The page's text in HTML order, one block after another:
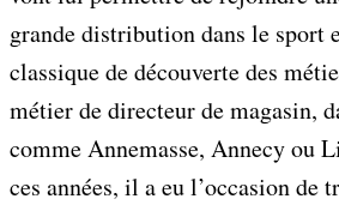
grande distribution dans le sport
classique de découverte des
métier de directeur de magasin,
comme Annemasse, Annecy ou
ces années, il a eu l’occasion de